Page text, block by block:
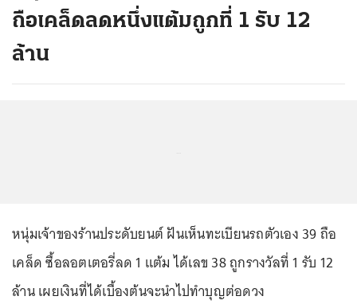
ถือเคล็ดลดหนึ่งแต้มถูกที่ 1 รับ 12
ล้าน
หนุ่มเจ้าของร้านประดับยนต์ ฝันเห็นทะเบียนรถตัวเอง 39 ถือ
เคล็ด ซื้อลอตเตอรี่ลด 1 แต้ม ได้เลข 38 ถูกรางวัลที่ 1 รับ 12
ล้าน เผยเงินที่ได้เบื้องต้นจะนำไปทำบุญต่อดวง